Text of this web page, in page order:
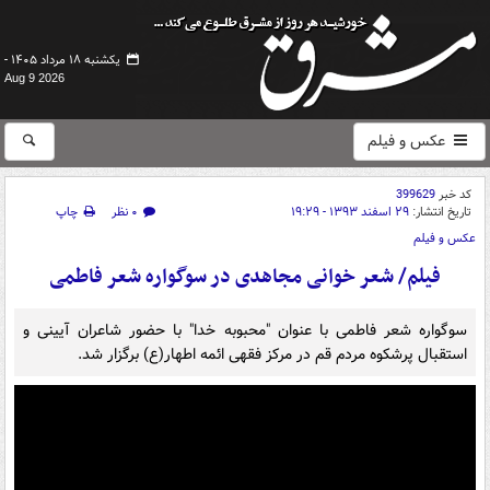
یکشنبه ۱۸ مرداد ۱۴۰۵ -
Aug 9 2026
عکس و فیلم
کد خبر399629
تاریخ انتشار: ۲۹ اسفند ۱۳۹۳ - ۱۹:۲۹ ۰ نظر
چاپ
عکس و فیلم
فیلم/ شعر خوانی مجاهدی در سوگواره شعر فاطمی
سوگواره شعر فاطمی با عنوان "محبوبه خدا" با حضور شاعران آیینی و
استقبال پرشکوه مردم قم در مرکز فقهی ائمه اطهار(ع) برگزار شد.